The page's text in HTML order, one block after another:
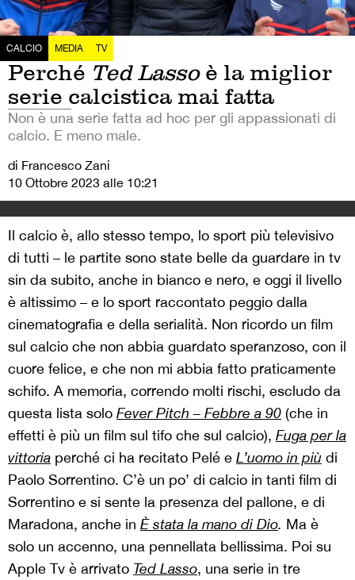
CALCIO MEDIA TV
Perché Ted Lassoè la miglior
serie calcistica mai fatta
Non è una serie fatta ad hoc per gli appassionati di
calcio. E meno male.
di Francesco Zani
10 Ottobre 2023 alle 10:21
Il calcio è, allo stesso tempo, lo sport più televisivo
di tutti – le partite sono state belle da guardare in tv
sin da subito, anche in bianco e nero, e oggi il livello
è altissimo – e lo sport raccontato peggio dalla
cinematografia e della serialità. Non ricordo un film
sul calcio che non abbia guardato speranzoso, con il
cuore felice, e che non mi abbia fatto praticamente
schifo. A memoria, correndo molti rischi, escludo da
questa lista solo Fever Pitch – Febbre a 90 (che in
effetti è più un film sul tifo che sul calcio), Fuga per la
vittoria perché ci ha recitato Pelé e L’uomo in più di
Paolo Sorrentino. C’è un po’ di calcio in tanti film di
Sorrentino e si sente la presenza del pallone, e di
Maradona, anche in È stata la mano di Dio. Ma è
solo un accenno, una pennellata bellissima. Poi su
Apple Tv è arrivato Ted Lasso, una serie in tre